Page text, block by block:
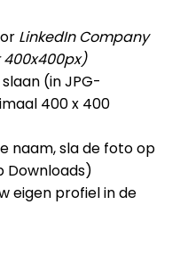
LinkedIn Company
(in JPG-
400 x 400
naam, sla de foto op
Downloads)
eigen profiel in de